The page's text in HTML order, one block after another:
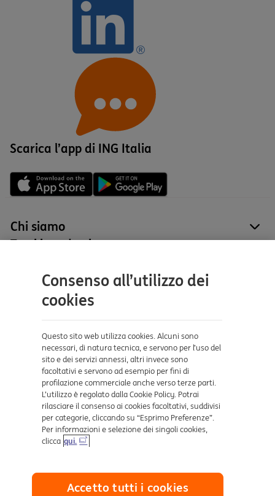
Scarica l’app di ING Italia
Chi siamo
Tutti i prodotti
Aiuto e supporto
Dove ci trovi
Certificazioni
Collegamenti utili
Mappa del sito
Consenso all’utilizzo dei
cookies
Questo sito web utilizza cookies. Alcuni sono
necessari, di natura tecnica, e servono per l’uso del
sito e dei servizi annessi, altri invece sono
facoltativi e servono ad esempio per fini di
profilazione commerciale anche verso terze parti.
L’utilizzo è regolato dalla Cookie Policy. Potrai
rilasciare il consenso ai cookies facoltativi, suddivisi
per categorie, cliccando su “Esprimo Preferenze”.
Per informazioni e selezione dei singoli cookies,
clicca qui.
Accetto tutti i cookies